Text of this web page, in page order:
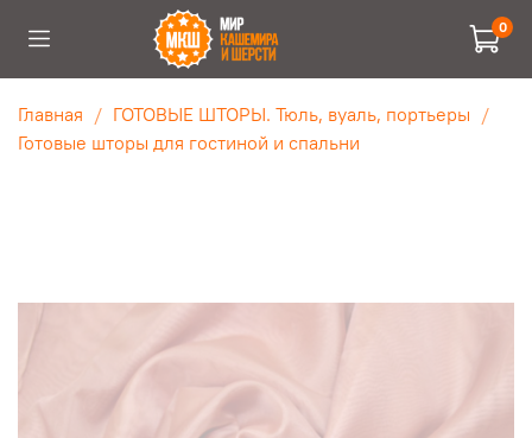
0
Главная
ГОТОВЫЕ ШТОРЫ. Тюль, вуаль, портьеры
Готовые шторы для гостиной и спальни